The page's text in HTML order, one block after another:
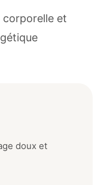
corporelle et
doux et